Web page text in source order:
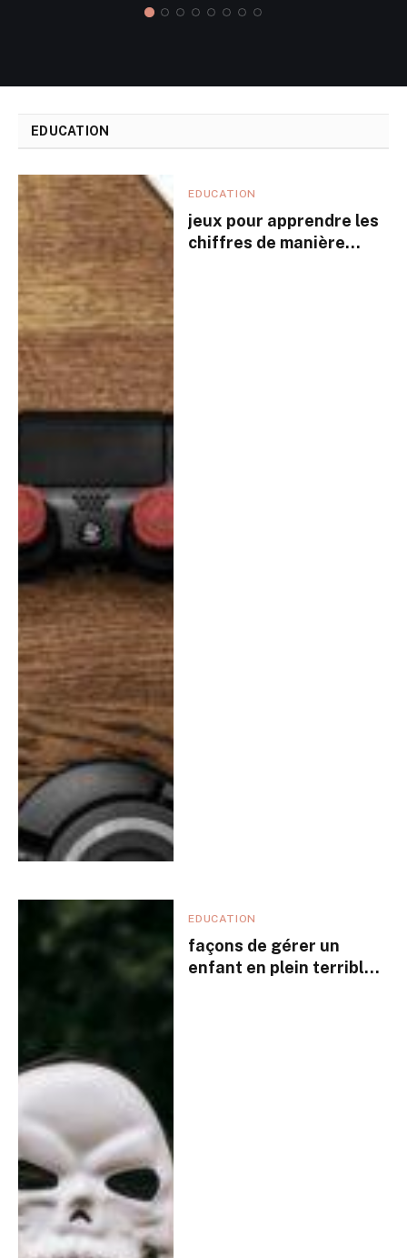
EDUCATION
EDUCATION
jeux pour apprendre les
chiffres de manière
EDUCATION
façons de gérer un
enfant en plein terrible